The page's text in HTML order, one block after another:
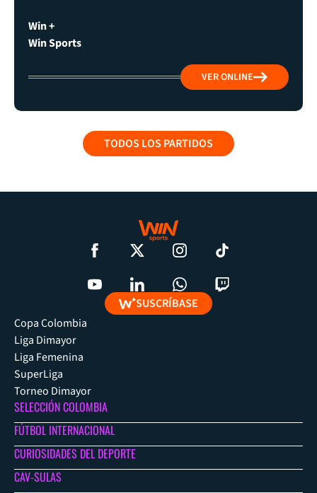
Win +
Win Sports
VER ONLINE
TODOS LOS PARTIDOS
SUSCRÍBASE
Copa Colombia
Liga Dimayor
Liga Femenina
SuperLiga
Torneo Dimayor
SELECCIÓN COLOMBIA
FÚTBOL INTERNACIONAL
CURIOSIDADES DEL DEPORTE
CAV-SULAS